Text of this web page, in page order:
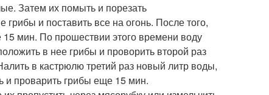
Затем их помыть и порезать
и поставить все на огонь. После того,
15 мин. По прошествии этого времени воду
в нее грибы и проворить второй раз
в кастрюлю третий раз новый литр воды,
и проварить грибы еще 15 мин.